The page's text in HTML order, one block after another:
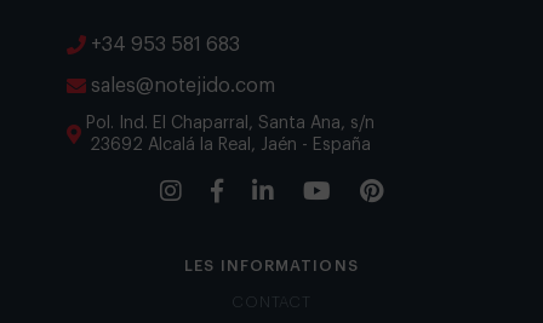
+34 953 581 683
sales@notejido.com
Pol. Ind. El Chaparral, Santa Ana, s/n
23692 Alcalá la Real, Jaén - España
LES INFORMATIONS